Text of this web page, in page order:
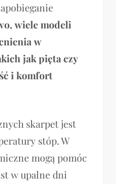
wiele modeli
w
jak pięta czy
i komfort
skarpet jest
stóp. W
mogą pomóc
w upalne dni